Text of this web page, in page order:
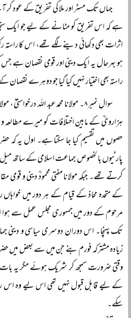
جہاں تک مسٹر اور ملا کی تفریق کے
ہے کہ اس تفریق کو مٹانے کے لیے جو ایک
اثرات بھی دکھائی دینے لگے تھے، اس کا
ہو بہرحال یہ ایک دینی اور قومی نقصان ہے
راستہ بھی اختیار نہیں کیا گیا جو دوہرے
سوال نمبر ۸۔ مولانا محمد عبد اللہ
ہزارویؒ کے مابین اختلافات کو میرے
حصوں میں تقسیم کیا جا سکتا ہے۔ اول یہ کہ
پارٹیوں بالخصوص جماعت اسلامی کے ساتھ
کرتے تھے۔ جبکہ مولانا مفتی محمودؒ دینی و
کے متحدہ محاذ کے قیام کے ہر دور میں
تک پہنچا۔ اس دوران دوسری سیاسی و
زیادہ مشترکہ فورم بنے جن میں سے بعض میں
وقتی ضرورت سمجھ کر شریک ہوئے مگر یہ
کے لیے قابل قبول نہیں تھی اس لیے وہ اس
سکے۔